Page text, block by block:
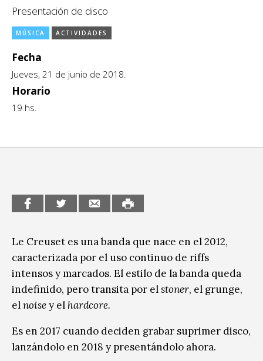
CCE en el interior/libros
Espacio itinerante de lectura infantil
Género y Diversidad
Infantil y Juvenil
Sin categoría
Presentación de disco
MÚSICA ACTIVIDADES
Fecha
Jueves, 21 de junio de 2018.
Horario
19 hs.
Le Creuset es una banda que nace en el 2012,
caracterizada por el uso continuo de riffs
intensos y marcados. El estilo de la banda queda
indefinido, pero transita por elstoner, el grunge,
elnoisey elhardcore.
Es en 2017 cuando deciden grabar suprimer disco,
lanzándolo en 2018 y presentándolo ahora.